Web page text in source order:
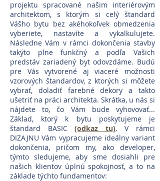
projektu spracované našim interiérovým
architektom, s ktorým si celý štandard
Vášho bytu bez akéhokoľvek obmedzenia
vyberiete, nastavíte a vykalkulujete.
Následne Vám v rámci dokončenia stavby
takýto plne funkčný a podľa Vašich
predstáv zariadený byt odovzdáme. Budú
pre Vás vytvorené aj viaceré možnosti
vzorových štandardov, z ktorých si môžete
vybrať, doladiť farebné dekory a takto
ušetriť na práci architekta. Skrátka, u nás si
nájdete to, čo Vám bude vyhovovať...
Základ, ktorý k bytu poskytujeme je
štandard BASIC(odkaz tu). V rámci
DIZAJNU Vám vypracujeme ideálny variant
dokončenia, pričom my, ako developer,
týmto sledujeme, aby sme dosiahli pre
našich klientov úplnú spokojnosť, a to na
základe týchto fundamentov: